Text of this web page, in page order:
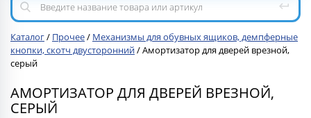
Каталог/ Прочее/ Механизмы для обувных ящиков, демпферные
кнопки, скотч двусторонний/Амортизатор для дверей врезной,
серый
АМОРТИЗАТОР ДЛЯ ДВЕРЕЙ ВРЕЗНОЙ,
СЕРЫЙ